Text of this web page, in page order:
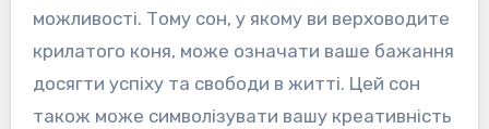
можливості. Тому сон, у якому ви верховодите
крилатого коня, може означати ваше бажання
досягти успіху та свободи в житті. Цей сон
також може символізувати вашу креативність